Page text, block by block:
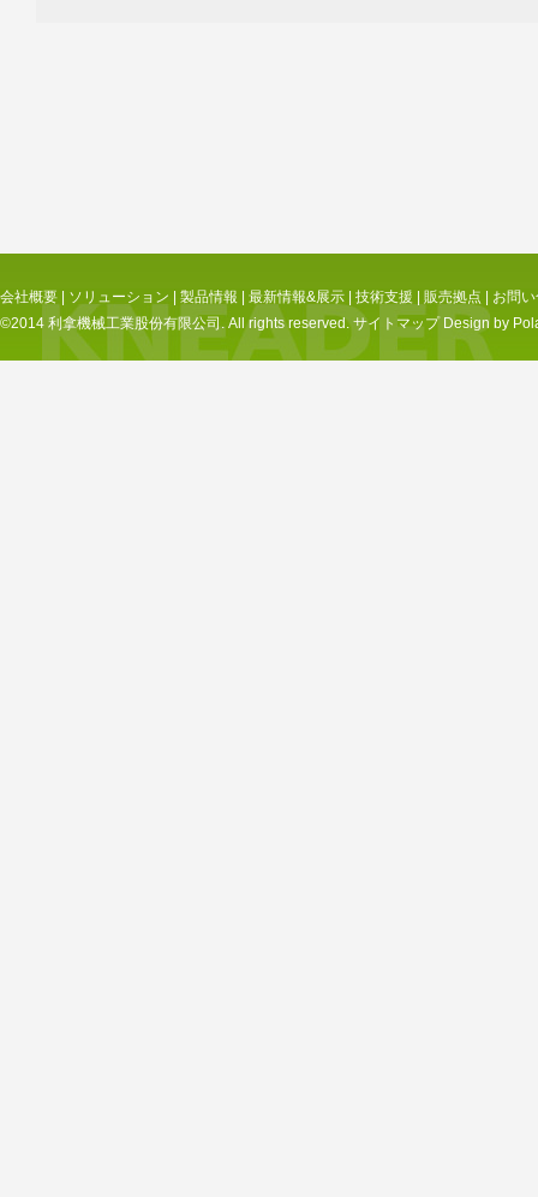
会社概要 ソリューション 製品情報 最新情報&展示 技術支援 販売拠点
お問
©2014 利拿機械工業股份有限公司. All rights reserved.サイトマップ Design by